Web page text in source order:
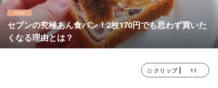
セブンの究極あん食パン！2枚170円でも思わず買いた
くなる理由とは？
クリップ 11